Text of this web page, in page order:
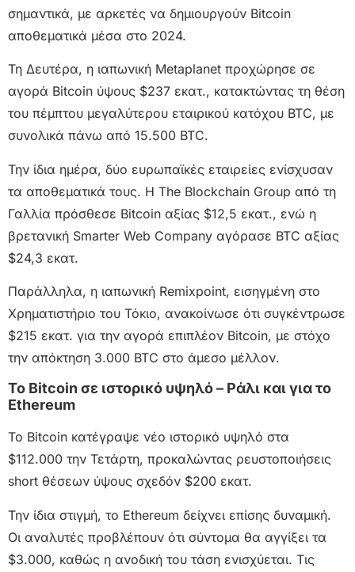
σημαντικά, με αρκετές να δημιουργούν Bitcoin
αποθεματικά μέσα στο 2024.
Τη Δευτέρα, η ιαπωνική Metaplanet προχώρησε σε
αγορά Bitcoin ύψους $237 εκατ., κατακτώντας τη θέση
του πέμπτου μεγαλύτερου εταιρικού κατόχου BTC, με
συνολικά πάνω από 15.500 BTC.
Την ίδια ημέρα, δύο ευρωπαϊκές εταιρείες ενίσχυσαν
τα αποθεματικά τους. Η The Blockchain Group από τη
Γαλλία πρόσθεσε Bitcoin αξίας $12,5 εκατ., ενώ η
βρετανική Smarter Web Company αγόρασε BTC αξίας
$24,3 εκατ.
Παράλληλα, η ιαπωνική Remixpoint, εισηγμένη στο
Χρηματιστήριο του Τόκιο, ανακοίνωσε ότι συγκέντρωσε
$215 εκατ. για την αγορά επιπλέον Bitcoin, με στόχο
την απόκτηση 3.000 BTC στο άμεσο μέλλον.
Το Bitcoin σε ιστορικό υψηλό – Ράλι και για το
Ethereum
Το Bitcoin κατέγραψε νέο ιστορικό υψηλό στα
$112.000 την Τετάρτη, προκαλώντας ρευστοποιήσεις
short θέσεων ύψους σχεδόν $200 εκατ.
Την ίδια στιγμή, το Ethereum δείχνει επίσης δυναμική.
Οι αναλυτές προβλέπουν ότι σύντομα θα αγγίξει τα
$3.000, καθώς η ανοδική του τάση ενισχύεται. Τις